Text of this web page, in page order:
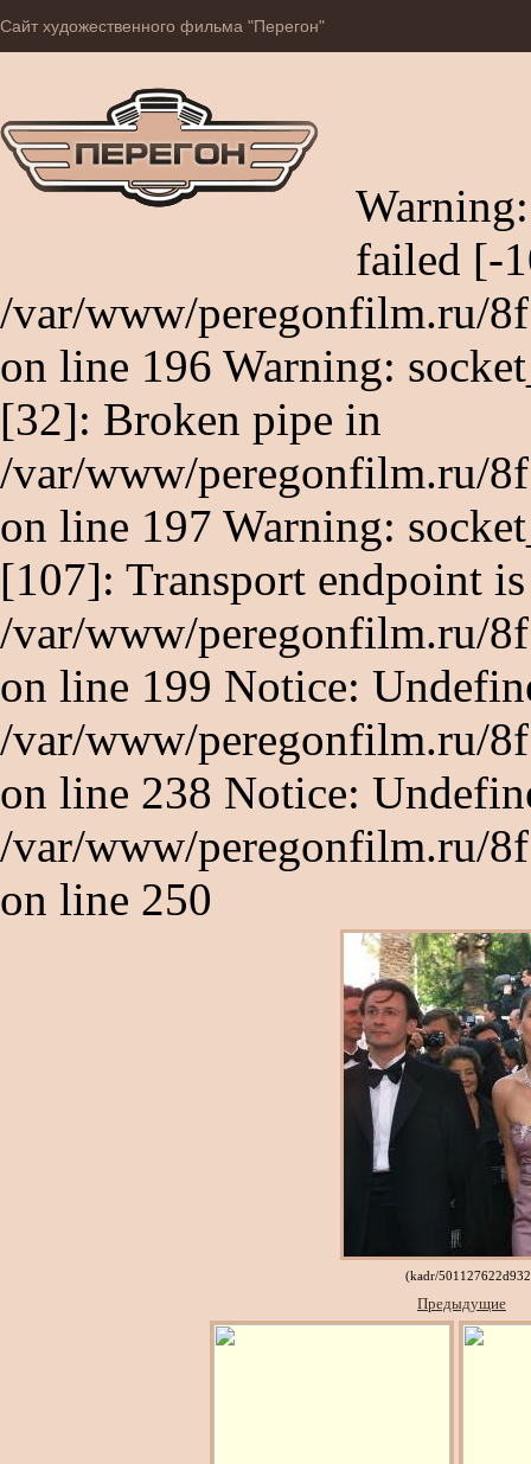
Сайт художественного фильма "Перегон"
failed [-
/var/www/peregonfilm.ru/
on line 196 Warning:
[32]: Broken pipe in
/var/www/peregonfilm.ru/
on line 197 Warning:
[107]: Transport endpoint
/var/www/peregonfilm.ru/
on line 199 Notice:
/var/www/peregonfilm.ru/
on line 238 Notice:
/var/www/peregonfilm.ru/
on line 250
(kadr/
Предыдущие